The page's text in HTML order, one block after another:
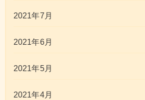
2021年7月
2021年6月
2021年5月
2021年4月